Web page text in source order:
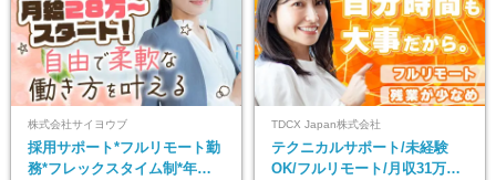
株式会社サイヨウブ
採用サポート*フルリモート勤
務*フレックスタイム制*年休
TDCX Japan株式会社
テクニカルサポート/未経験
OK/フルリモート/月収31万円